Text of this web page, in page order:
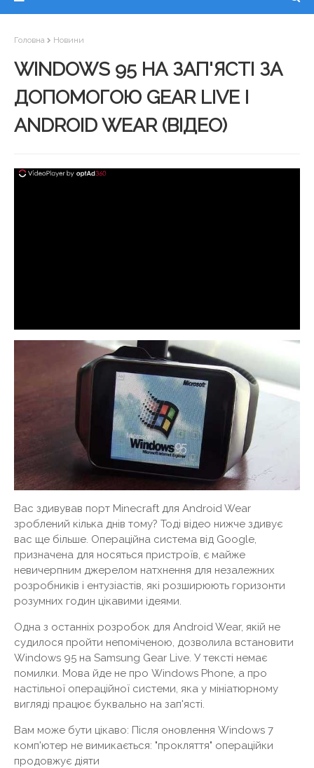
Головна Новини
WINDOWS 95 НА ЗАП'ЯСТІ ЗА
ДОПОМОГОЮ GEAR LIVE І
ANDROID WEAR (ВІДЕО)
Вас здивував порт Minecraft для Android Wear
зроблений кілька днів тому? Тоді відео нижче здивує
вас ще більше. Операційна система від Google,
призначена для носяться пристроїв, є майже
невичерпним джерелом натхнення для незалежних
розробників і ентузіастів, які розширюють горизонти
розумних годин цікавими ідеями.
Одна з останніх розробок для Android Wear, якій не
судилося пройти непоміченою, дозволила встановити
Windows 95 на Samsung Gear Live. У тексті немає
помилки. Мова йде не про Windows Phone, а про
настільної операційної системи, яка у мініатюрному
вигляді працює буквально на зап'ясті.
Вам може бути цікаво: Після оновлення Windows 7
комп'ютер не вимикається: "прокляття" операційки
продовжує діяти